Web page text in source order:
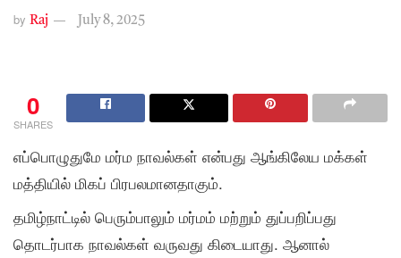
by Raj July 8, 2025
0
SHARES
எப்பொழுதுமே மர்ம நாவல்கள் என்பது ஆங்கிலேய மக்கள்
மத்தியில் மிகப் பிரபலமானதாகும்.
தமிழ்நாட்டில் பெரும்பாலும் மர்மம் மற்றும் துப்பறிப்பது
தொடர்பாக நாவல்கள் வருவது கிடையாது. ஆனால்